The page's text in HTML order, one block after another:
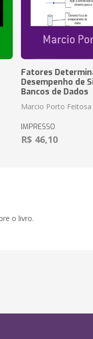
Fatores
Desempenho de
Bancos de Dados
Marcio Porto Feitosa
IMPRESSO
R$ 46,10
o livro.